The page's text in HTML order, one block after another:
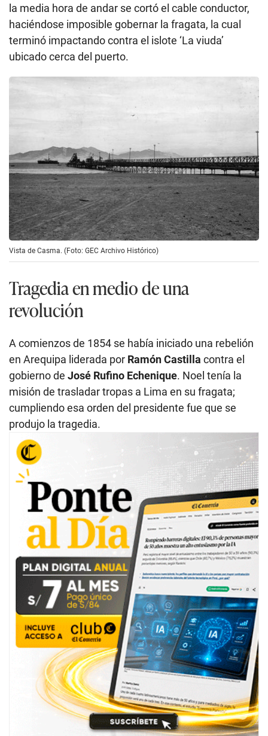
la media hora de andar se cortó el cable conductor,
haciéndose imposible gobernar la fragata, la cual
terminó impactando contra el islote ‘La viuda’
ubicado cerca del puerto.
Vista de Casma. (Foto: GEC Archivo Histórico)
Tragedia en medio de una
revolución
A comienzos de 1854 se había iniciado una rebelión
en Arequipa liderada por Ramón Castilla contra el
gobierno de José Rufino Echenique. Noel tenía la
misión de trasladar tropas a Lima en su fragata;
cumpliendo esa orden del presidente fue que se
produjo la tragedia.